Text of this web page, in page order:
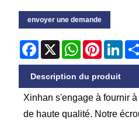
envoyer une demande
Facebook
X WhatsApp
Pinterest
Description du produit
Xinhan s'engage à fournir
de haute qualité. Notre